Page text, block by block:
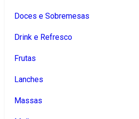
Doces e Sobremesas
Drink e Refresco
Frutas
Lanches
Massas